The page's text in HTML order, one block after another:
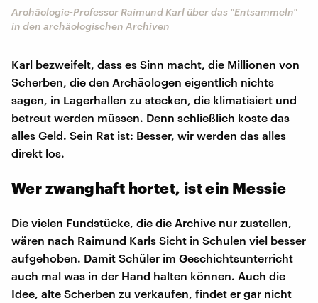
Archäologie-Professor Raimund Karl über das "Entsammeln"
in den archäologischen Archiven
Karl bezweifelt, dass es Sinn macht, die Millionen von
Scherben, die den Archäologen eigentlich nichts
sagen, in Lagerhallen zu stecken, die klimatisiert und
betreut werden müssen. Denn schließlich koste das
alles Geld. Sein Rat ist: Besser, wir werden das alles
direkt los.
Wer zwanghaft hortet, ist ein Messie
Die vielen Fundstücke, die die Archive nur zustellen,
wären nach Raimund Karls Sicht in Schulen viel besser
aufgehoben. Damit Schüler im Geschichtsunterricht
auch mal was in der Hand halten können. Auch die
Idee, alte Scherben zu verkaufen, findet er gar nicht